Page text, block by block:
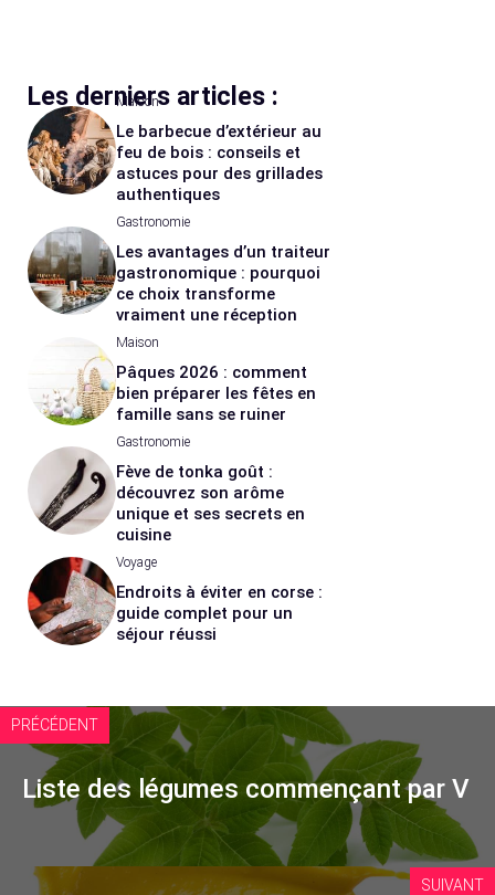
Les derniers articles :
Maison
Le barbecue d’extérieur au
feu de bois : conseils et
astuces pour des grillades
authentiques
Gastronomie
Les avantages d’un traiteur
gastronomique : pourquoi
ce choix transforme
vraiment une réception
Maison
Pâques 2026 : comment
bien préparer les fêtes en
famille sans se ruiner
Gastronomie
Fève de tonka goût :
découvrez son arôme
unique et ses secrets en
cuisine
Voyage
Endroits à éviter en corse :
guide complet pour un
séjour réussi
PRÉCÉDENT
Liste des légumes commençant par V
SUIVANT